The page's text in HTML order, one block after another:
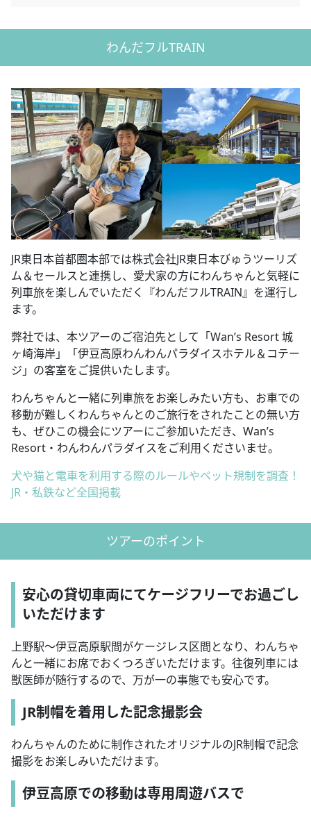
わんだフルTRAIN
JR東日本首都圏本部では株式会社JR東日本びゅうツーリズ
ム＆セールスと連携し、愛犬家の方にわんちゃんと気軽に
列車旅を楽しんでいただく『わんだフルTRAIN』を運行し
ます。
弊社では、本ツアーのご宿泊先として「Wan’s Resort 城
ヶ崎海岸」「伊豆高原わんわんパラダイスホテル＆コテー
ジ」の客室をご提供いたします。
わんちゃんと一緒に列車旅をお楽しみたい方も、お車での
移動が難しくわんちゃんとのご旅行をされたことの無い方
も、ぜひこの機会にツアーにご参加いただき、Wan’s
Resort・わんわんパラダイスをご利用くださいませ。
犬や猫と電車を利用する際のルールやペット規制を調査！
JR・私鉄など全国掲載
ツアーのポイント
安心の貸切車両にてケージフリーでお過ごし
いただけます
上野駅〜伊豆高原駅間がケージレス区間となり、わんちゃ
んと一緒にお席でおくつろぎいただけます。往復列車には
獣医師が随行するので、万が一の事態でも安心です。
JR制帽を着用した記念撮影会
わんちゃんのために制作されたオリジナルのJR制帽で記念
撮影をお楽しみいただけます。
伊豆高原での移動は専用周遊バスで